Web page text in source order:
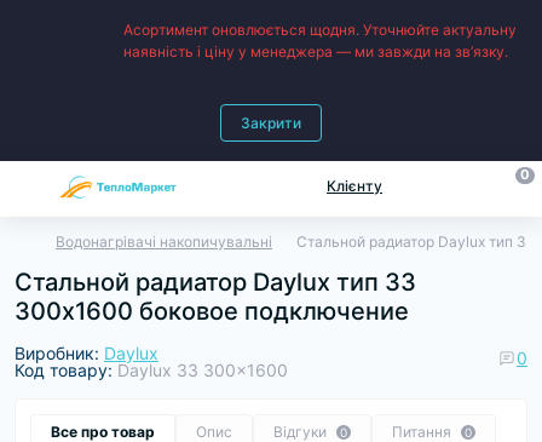
Асортимент оновлюється щодня. Уточнюйте актуальну
наявність і ціну у менеджера — ми завжди на зв’язку.
Закрити
Клієнту
0
Водонагрівачі накопичувальні Стальной радиатор Daylux тип
Стальной радиатор Daylux тип 33
300х1600 боковое подключение
Виробник: Daylux
Код товару: Daylux 33 300x1600
0
Все про товар Опис Відгуки 0 Питання 0